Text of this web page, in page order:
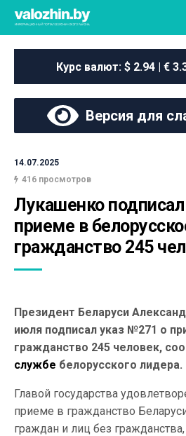
Курс валют: $ 2.94 | €
Версия для
14.07.2025
416 просмотров
Лукашенко подписал
приеме в
гражданство 245
Президент Беларуси
июля подписал указ №271 о
гражданство 245 человек,
службе белорусского лидера.
Главой государства
приеме в гражданство
граждан и лиц без